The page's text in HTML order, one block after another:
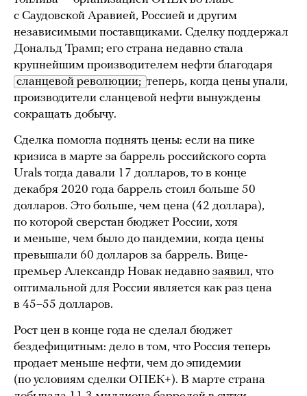
с Саудовской Аравией, Россией и другим
независимыми поставщиками. Сделку поддержал
Дональд Трамп; его страна недавно стала
крупнейшим производителем нефти благодаря
сланцевой революции; теперь, когда цены упали,
производители сланцевой нефти вынуждены
сокращать добычу.
Сделка помогла поднять цены: если на пике
кризиса в марте за баррель российского сорта
Urals тогда давали 17 долларов, то в конце
декабря 2020 года баррель стоил больше 50
долларов. Это больше, чем цена (42 доллара),
по которой сверстан бюджет России, хотя
и меньше, чем было до пандемии, когда цены
превышали 60 долларов за баррель. Вице-
премьер Александр Новак недавно заявил, что
оптимальной для России является как раз цена
в 45–55 долларов.
Рост цен в конце года не сделал бюджет
бездефицитным: дело в том, что Россия теперь
продает меньше нефти, чем до эпидемии
(по условиям сделки ОПЕК+). В марте страна